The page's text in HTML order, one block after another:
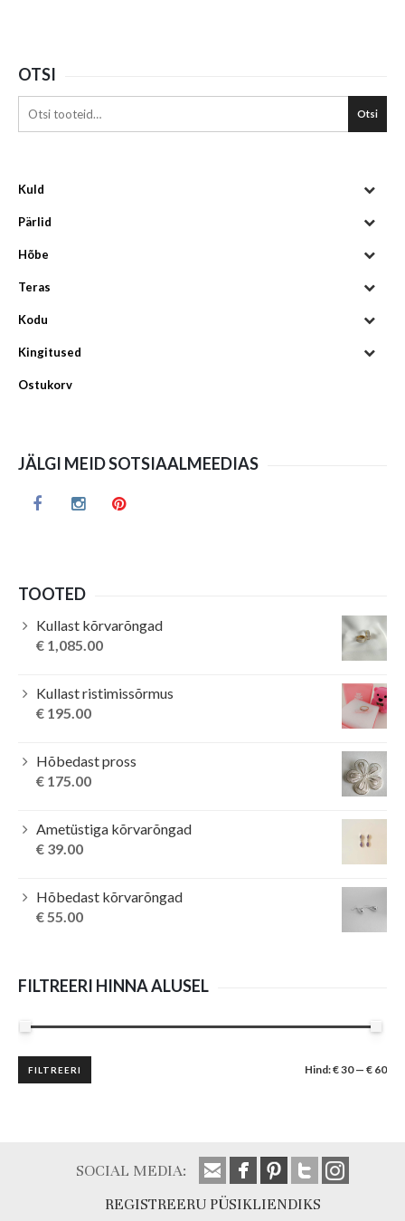
OTSI
Otsi
Kuld
Pärlid
Hõbe
Teras
Kodu
Kingitused
Ostukorv
JÄLGI MEID SOTSIAALMEEDIAS
TOOTED
Kullast kõrvarõngad
€ 1,085.00
Kullast ristimissõrmus
€ 195.00
Hõbedast pross
€ 175.00
Ametüstiga kõrvarõngad
€ 39.00
Hõbedast kõrvarõngad
€ 55.00
FILTREERI HINNA ALUSEL
Minimaalne
hind
Maksimaalne
hind
FILTREERI Hind:€ 30— € 60
SOCIAL MEDIA:
REGISTREERU PÜSIKLIENDIKS